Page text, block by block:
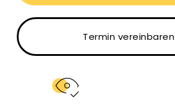
Termin vereinbaren